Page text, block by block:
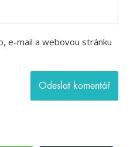
e-mail a webovou stránku